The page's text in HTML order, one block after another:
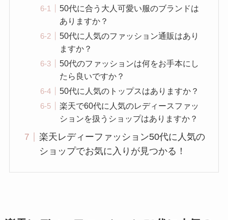
50代に合う大人可愛い服のブランドは
ありますか？
50代に人気のファッション通販はあり
ますか？
50代のファッションは何をお手本にし
たら良いですか？
50代に人気のトップスはありますか？
楽天で60代に人気のレディースファッ
ションを扱うショップはありますか？
楽天レディーファッション50代に人気の
ショップでお気に入りが見つかる！